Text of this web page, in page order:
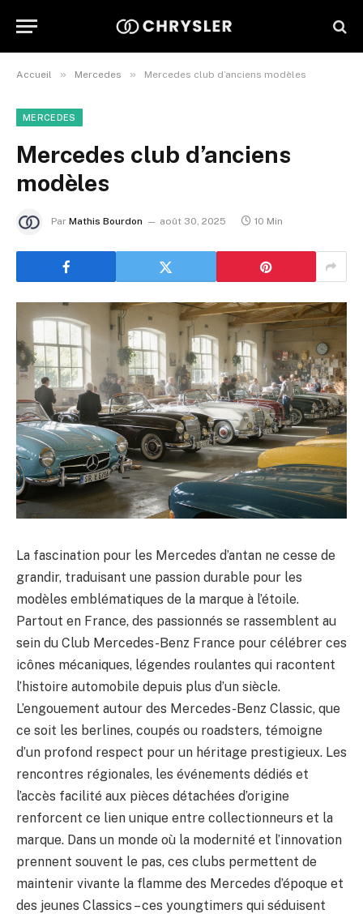
Accueil » Mercedes » Mercedes club d’anciens modèles
MERCEDES
Mercedes club d’anciens
modèles
Par Mathis Bourdon août 30, 2025 10 Min
La fascination pour les Mercedes d’antan ne cesse de
grandir, traduisant une passion durable pour les
modèles emblématiques de la marque à l’étoile.
Partout en France, des passionnés se rassemblent au
sein du Club Mercedes-Benz France pour célébrer ces
icônes mécaniques, légendes roulantes qui racontent
l’histoire automobile depuis plus d’un siècle.
L’engouement autour des Mercedes-Benz Classic, que
ce soit les berlines, coupés ou roadsters, témoigne
d’un profond respect pour un héritage prestigieux. Les
rencontres régionales, les événements dédiés et
l’accès facilité aux pièces détachées d’origine
renforcent ce lien unique entre collectionneurs et la
marque. Dans un monde où la modernité et l’innovation
prennent souvent le pas, ces clubs permettent de
maintenir vivante la flamme des Mercedes d’époque et
des jeunes Classics – ces youngtimers qui séduisent